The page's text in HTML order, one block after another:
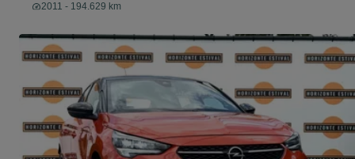
2011 - 194.629 km